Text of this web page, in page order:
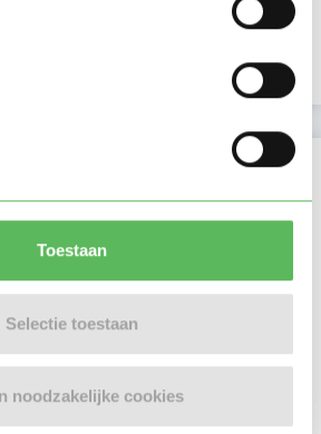
Toestaan
Selectie toestaan
noodzakelijke cookies
(Utrecht)